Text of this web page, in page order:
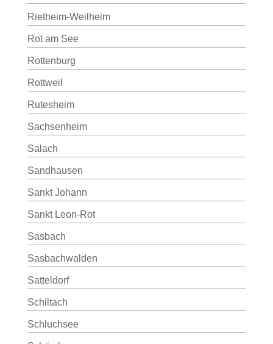
Rietheim-Weilheim
Rot am See
Rottenburg
Rottweil
Rutesheim
Sachsenheim
Salach
Sandhausen
Sankt Johann
Sankt Leon-Rot
Sasbach
Sasbachwalden
Satteldorf
Schiltach
Schluchsee